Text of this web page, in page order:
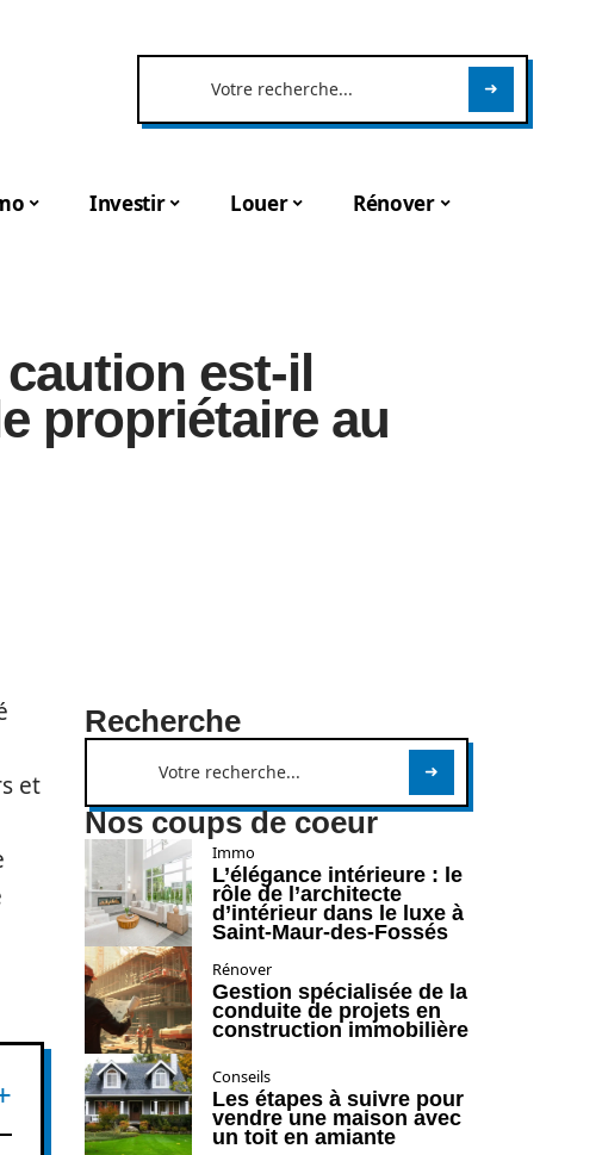
Investir Louer Rénover
est-il
propriétaire au
et
Recherche
Nos coups de coeur
Immo
L’élégance intérieure : le
rôle de l’architecte
d’intérieur dans le luxe à
Saint-Maur-des-Fossés
Rénover
Gestion spécialisée de la
conduite de projets en
construction immobilière
Conseils
Les étapes à suivre pour
vendre une maison avec
un toit en amiante